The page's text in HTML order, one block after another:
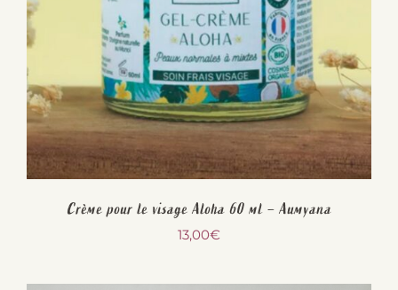
Crème pour le visage Aloha 60 ml – Aumyana
13,00€